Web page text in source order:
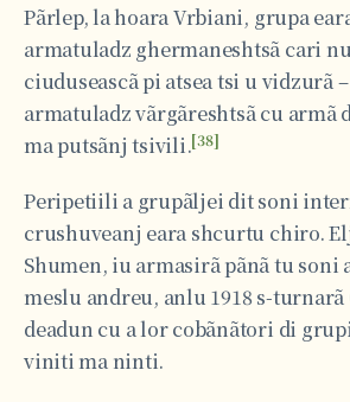
Pãrlep, la hoara Vrbiani, grupa
armatuladz ghermaneshtsã cari
ciuduseascã pi atsea tsi u vidzurã
armatuladz vãrgãreshtsã cu armã
ma putsãnj tsivili.[38]
Peripetiili a grupãljei dit soni
crushuveanj eara shcurtu chiro.
Shumen, iu armasirã pãnã tu soni
meslu andreu, anlu 1918 s-
deadun cu a lor cobãnãtori di
viniti ma ninti.